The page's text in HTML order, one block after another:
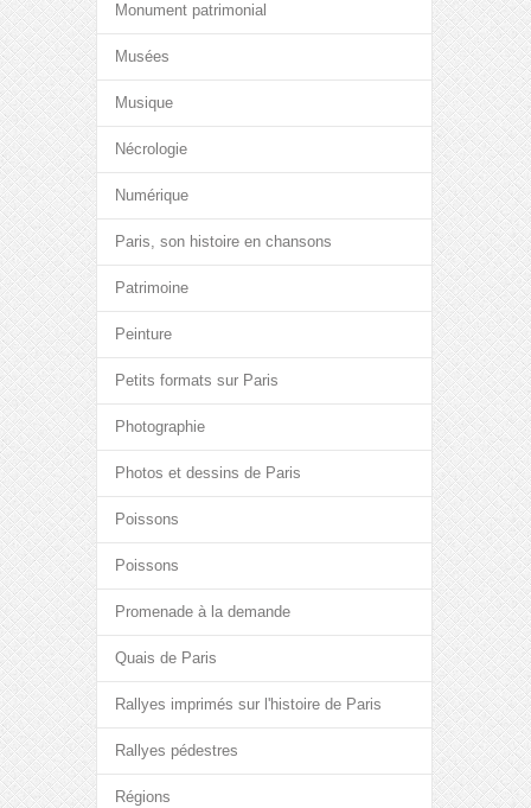
Monument patrimonial
Musées
Musique
Nécrologie
Numérique
Paris, son histoire en chansons
Patrimoine
Peinture
Petits formats sur Paris
Photographie
Photos et dessins de Paris
Poissons
Poissons
Promenade à la demande
Quais de Paris
Rallyes imprimés sur l'histoire de Paris
Rallyes pédestres
Régions